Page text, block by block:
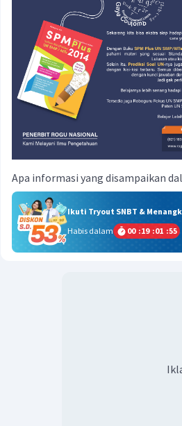
Apa informasi yang disampaikan
Ikuti Tryout SNBT &
Habis dalam
00 :19 :01 :55